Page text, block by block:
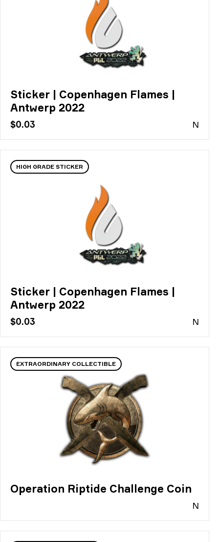
Sticker | Copenhagen Flames |
Antwerp 2022
$0.03 N
HIGH GRADE STICKER
Sticker | Copenhagen Flames |
Antwerp 2022
$0.03 N
EXTRAORDINARY COLLECTIBLE
Operation Riptide Challenge Coin
N